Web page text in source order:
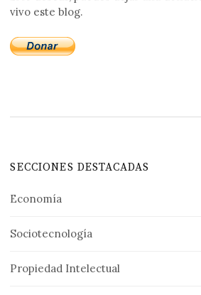
vivo este blog.
SECCIONES DESTACADAS
Economía
Sociotecnología
Propiedad Intelectual